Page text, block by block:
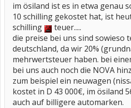
im ösiland ist es in etwa genau
10 schilling gekostet hat, ist
schilling
teuer.....
die preise bei uns sind sowieso
deutschland, da wir 20%
mehrwertsteuer haben. bei
bei uns auch noch die NOVA
zum beispiel ein neuwagen
kostet in D 43 000€, im ösiland
auch auf billigere automarken.